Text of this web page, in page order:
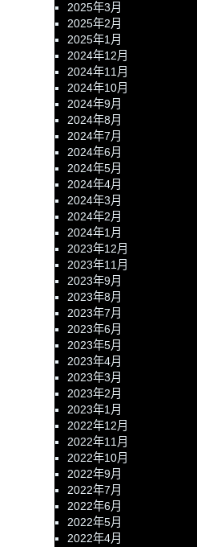
2025年3月
2025年2月
2025年1月
2024年12月
2024年11月
2024年10月
2024年9月
2024年8月
2024年7月
2024年6月
2024年5月
2024年4月
2024年3月
2024年2月
2024年1月
2023年12月
2023年11月
2023年9月
2023年8月
2023年7月
2023年6月
2023年5月
2023年4月
2023年3月
2023年2月
2023年1月
2022年12月
2022年11月
2022年10月
2022年9月
2022年7月
2022年6月
2022年5月
2022年4月